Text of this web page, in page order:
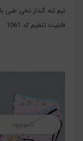
نیم تنه گندار نخی طبی با
قابلیت تنظیم کد 1061
ناموجود